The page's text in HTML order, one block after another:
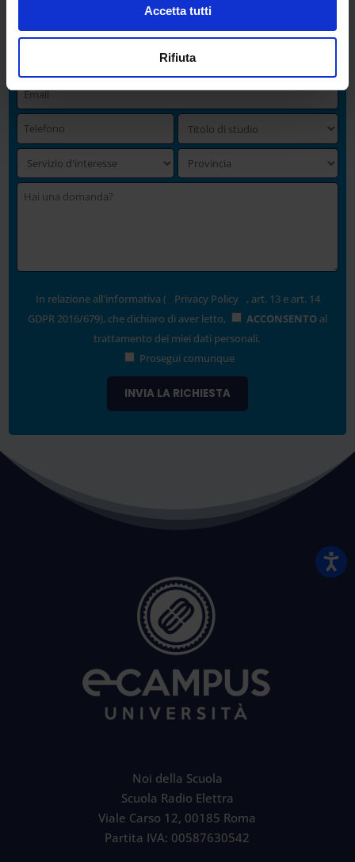
Accetta tutti
Rifiuta
In relazione all'informativa ( Privacy Policy
, art. 13 e art. 14
GDPR 2016/679), che dichiaro di aver letto,
ACCONSENTO al
trattamento dei miei dati personali.
Prosegui comunque
Noi della Scuola
Scuola Radio Elettra
Viale Carso 12, 00185 Roma
Partita IVA: 00587630542